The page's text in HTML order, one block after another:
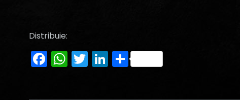
Distribuie:
Facebook
WhatsApp
Twitter
LinkedIn
Partajează